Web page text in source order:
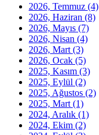
2026, Temmuz (4)
2026, Haziran (8)
2026, Mayıs (7)
2026, Nisan (4)
2026, Mart (3)
2026, Ocak (5)
2025, Kasım (3)
2025, Eylül (2)
2025, Ağustos (2)
2025, Mart (1)
2024, Aralık (1)
2024, Ekim (2)